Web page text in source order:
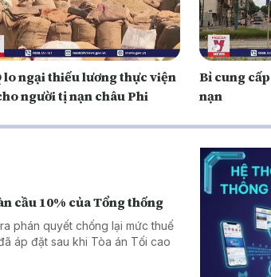
lo ngại thiếu lương thực viện
người tị nạn châu Phi
Bỉ cung
nạn
cầu 10% của Tổng thống
phán quyết chống lại mức thuế
áp đặt sau khi Tòa án Tối cao